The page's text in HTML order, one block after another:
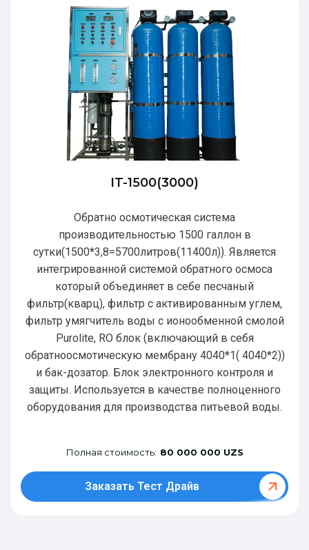
IT-1500(3000)
Обратно осмотическая система
производительностью 1500 галлон в
сутки(1500*3,8=5700литров(11400л)). Является
интегрированной системой обратного осмоса
который объединяет в себе песчаный
фильтр(кварц), фильтр с активированным углем,
фильтр умягчитель воды с ионообменной смолой
Purolite, RO блок (включающий в себя
обратноосмотическую мембрану 4040*1( 4040*2))
и бак-дозатор. Блок электронного контроля и
защиты. Используется в качестве полноценного
оборудования для производства питьевой воды.
Полная стоимость: 80 000 000 UZS
Заказать Тест Драйв